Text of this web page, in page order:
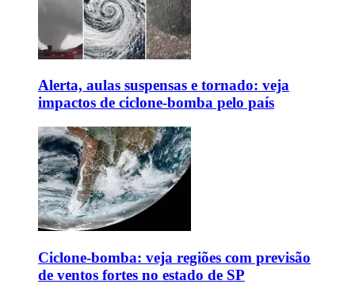
Alerta, aulas suspensas e tornado: veja
impactos de ciclone-bomba pelo país
Ciclone-bomba: veja regiões com previsão
de ventos fortes no estado de SP